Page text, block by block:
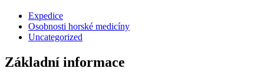
Expedice
Osobnosti horské medicíny
Uncategorized
Základní informace